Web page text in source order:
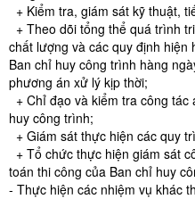
+ Kiểm tra, giám sát kỹ thuật,
+ Theo dõi tổng thể quá trình
chất lượng và các quy định
Ban chỉ huy công trình hàng
phương án xử lý kịp thời;
+ Chỉ đạo và kiểm tra công
huy công trình;
+ Giám sát thực hiện các quy
+ Tổ chức thực hiện giám sát
toán thi công của Ban chỉ huy
- Thực hiện các nhiệm vụ khác